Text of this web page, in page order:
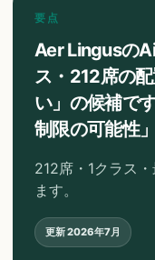
要点
Aer Lingusの
ス・212席の
い」の候補で
制限の可能性
212席・1クラス
ます。
更新2026年7月